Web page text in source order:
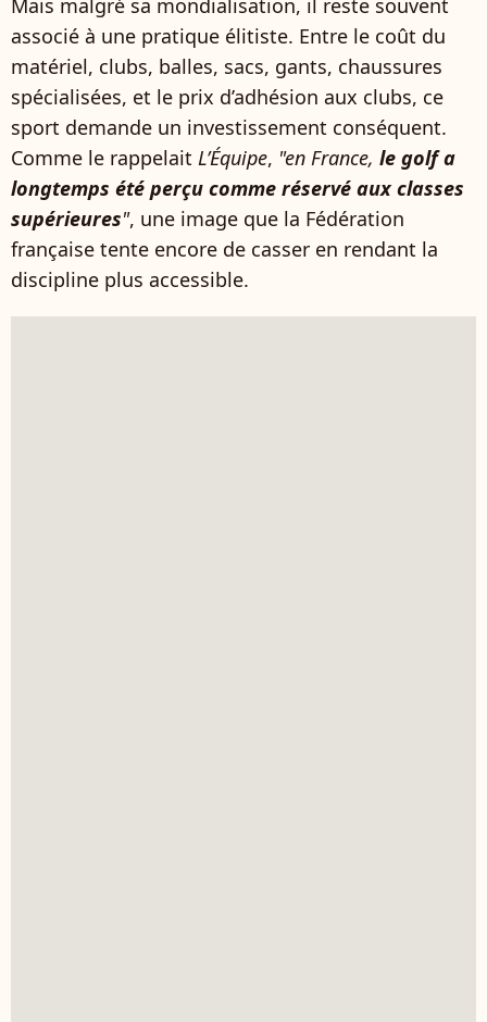
associé à une pratique élitiste. Entre le coût du
matériel, clubs, balles, sacs, gants, chaussures
spécialisées, et le prix d’adhésion aux clubs, ce
sport demande un investissement conséquent.
Comme le rappelait L’Équipe, "en France, le golf a
longtemps été perçu comme réservé aux classes
supérieures", une image que la Fédération
française tente encore de casser en rendant la
discipline plus accessible.